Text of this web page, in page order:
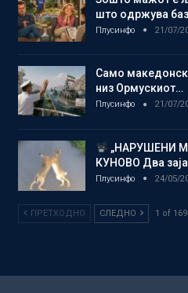
што одржува
Плусинфо 21/07/
Само
низ Ормускиот…
Плусинфо 21/07/
„НАРУШЕНИ
КУНОВО Два
Плусинфо 24/05/
ПРЕТХОДНО СЛЕДНО 1 of 169